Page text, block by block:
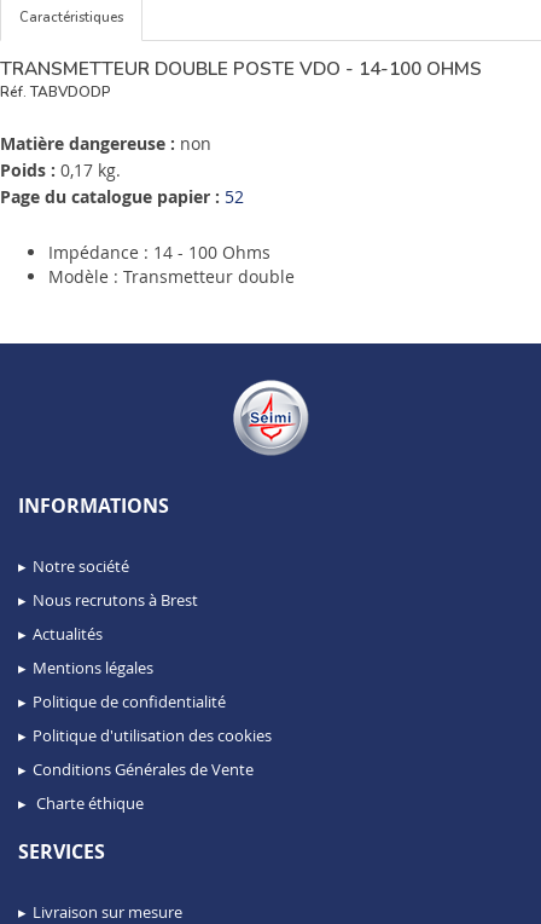
Caractéristiques
TRANSMETTEUR DOUBLE POSTE VDO - 14-100 OHMS
Réf.TABVDODP
Matière dangereuse : non
Poids : 0,17 kg.
Page du catalogue papier : 52
Impédance : 14 - 100 Ohms
Modèle : Transmetteur double
INFORMATIONS
Notre société
Nous recrutons à Brest
Actualités
Mentions légales
Politique de confidentialité
Politique d'utilisation des cookies
Conditions Générales de Vente
Charte éthique
SERVICES
Livraison sur mesure